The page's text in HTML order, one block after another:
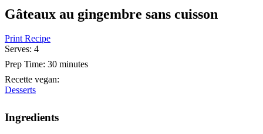
Gâteaux au gingembre sans cuisson
Print Recipe
Serves: 4
Prep Time: 30 minutes
Recette vegan:
Desserts
Ingredients